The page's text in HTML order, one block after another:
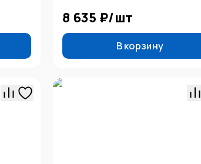
8 635 ₽/шт
В корзину